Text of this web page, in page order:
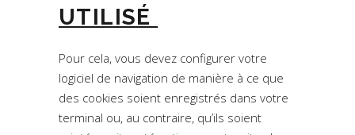
UTILISÉ
Pour cela, vous devez configurer votre
logiciel de navigation de manière à ce que
des cookies soient enregistrés dans votre
terminal ou, au contraire, qu’ils soient